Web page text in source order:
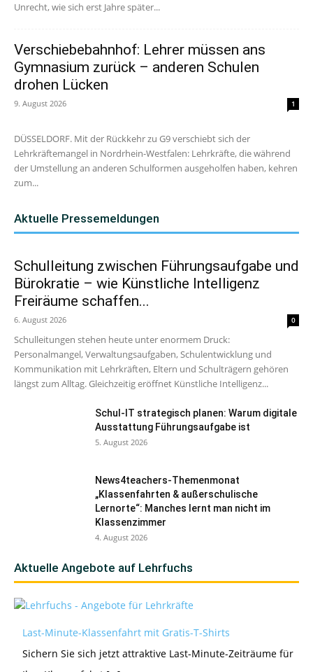
Unrecht, wie sich erst Jahre später...
Verschiebebahnhof: Lehrer müssen ans
Gymnasium zurück – anderen Schulen
drohen Lücken
9. August 2026 1
DÜSSELDORF. Mit der Rückkehr zu G9 verschiebt sich der
Lehrkräftemangel in Nordrhein-Westfalen: Lehrkräfte, die während
der Umstellung an anderen Schulformen ausgeholfen haben, kehren
zum...
Aktuelle Pressemeldungen
Schulleitung zwischen Führungsaufgabe und
Bürokratie – wie Künstliche Intelligenz
Freiräume schaffen...
6. August 2026 0
Schulleitungen stehen heute unter enormem Druck:
Personalmangel, Verwaltungsaufgaben, Schulentwicklung und
Kommunikation mit Lehrkräften, Eltern und Schulträgern gehören
längst zum Alltag. Gleichzeitig eröffnet Künstliche Intelligenz...
Schul-IT strategisch planen: Warum digitale
Ausstattung Führungsaufgabe ist
5. August 2026
News4teachers-Themenmonat
„Klassenfahrten & außerschulische
Lernorte“: Manches lernt man nicht im
Klassenzimmer
4. August 2026
Aktuelle Angebote auf Lehrfuchs
Last-Minute-Klassenfahrt mit Gratis-T-Shirts
Sichern Sie sich jetzt attraktive Last-Minute-Zeiträume für